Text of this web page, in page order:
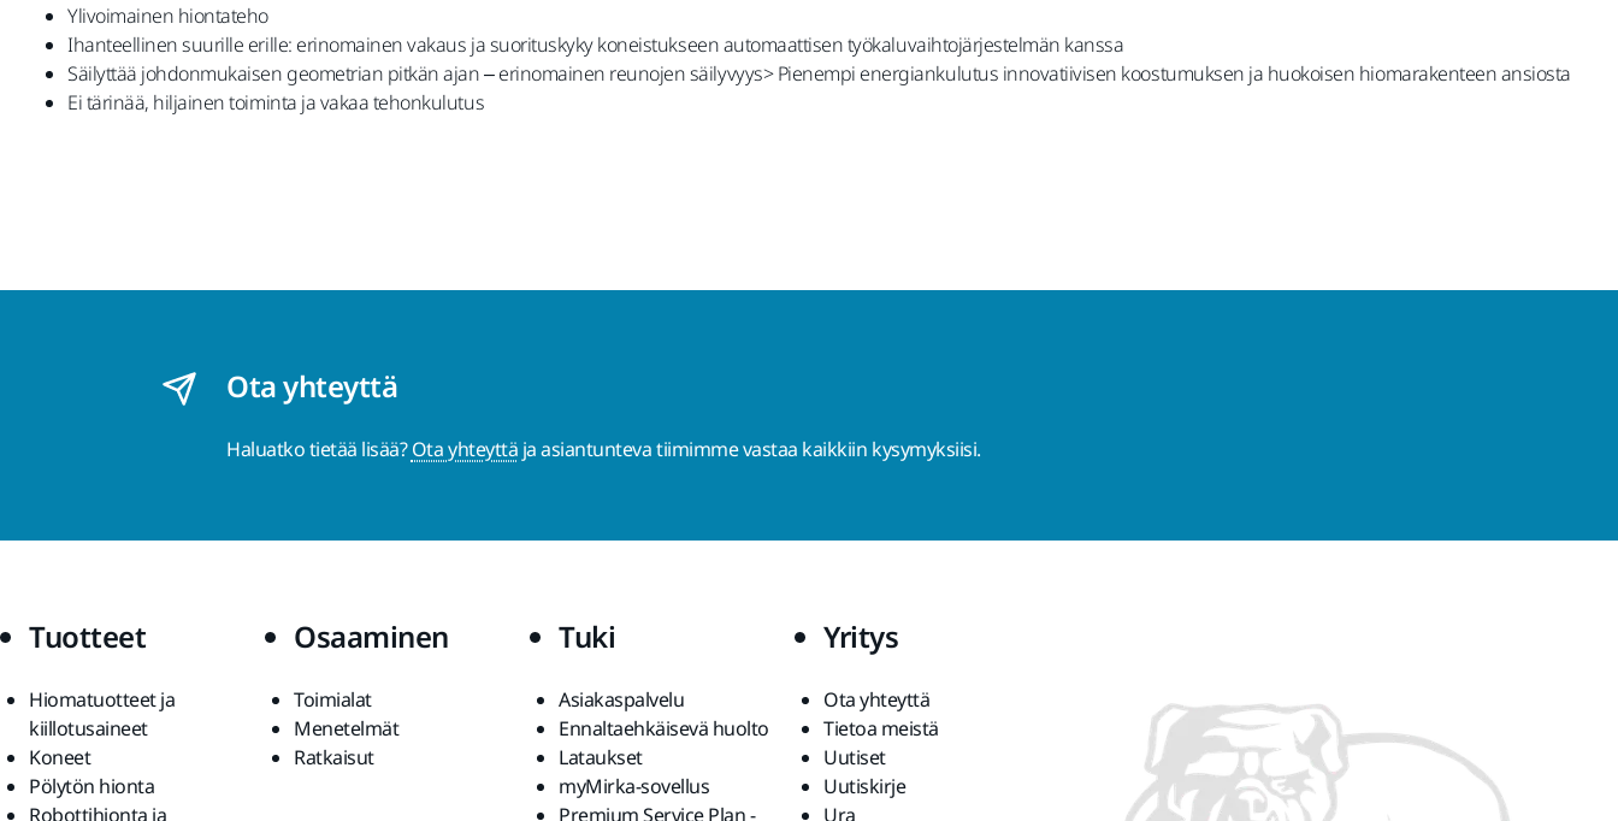
Ylivoimainen hiontateho
Ihanteellinen suurille erille: erinomainen vakaus ja suorituskyky koneistukseen automaattisen työkaluvaihtojärjestelmän kanssa
Säilyttää johdonmukaisen geometrian pitkän ajan – erinomainen reunojen säilyvyys> Pienempi energiankulutus innovatiivisen koostumuksen ja huokoisen hiomarakenteen ansiosta
Ei tärinää, hiljainen toiminta ja vakaa tehonkulutus
Ota yhteyttä
Haluatko tietää lisää?Ota yhteyttä ja asiantunteva tiimimme vastaa kaikkiin kysymyksiisi.
Tuotteet
Hiomatuotteet ja
kiillotusaineet
Koneet
Pölytön hionta
Robottihionta ja
Osaaminen
Toimialat
Menetelmät
Ratkaisut
Tuki
Asiakaspalvelu
Ennaltaehkäisevä huolto
Lataukset
myMirka-sovellus
Premium Service Plan -
Yritys
Ota yhteyttä
Tietoa meistä
Uutiset
Uutiskirje
Ura